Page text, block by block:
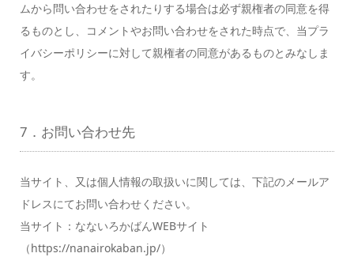
ムから問い合わせをされたりする場合は必ず親権者の同意を得
るものとし、コメントやお問い合わせをされた時点で、当プラ
イバシーポリシーに対して親権者の同意があるものとみなしま
す。
7．お問い合わせ先
当サイト、又は個人情報の取扱いに関しては、下記のメールア
ドレスにてお問い合わせください。
当サイト：なないろかばんWEBサイト
（https://nanairokaban.jp/）